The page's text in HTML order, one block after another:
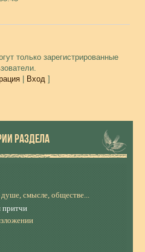
только зарегистрированные
| Вход]
РАЗДЕЛА
смысле, обществе...
притчи